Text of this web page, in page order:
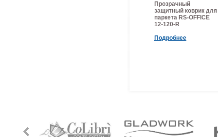
Прозрачный
защитный коврик для
паркета RS-OFFICE
12-120-R
Подробнее